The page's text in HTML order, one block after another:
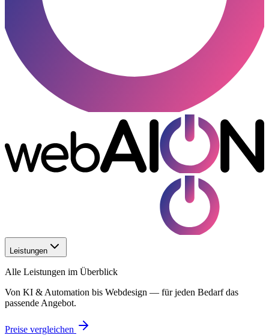
Leistungen
Alle Leistungen im Überblick
Von KI & Automation bis Webdesign — für jeden Bedarf das
passende Angebot.
Preise vergleichen